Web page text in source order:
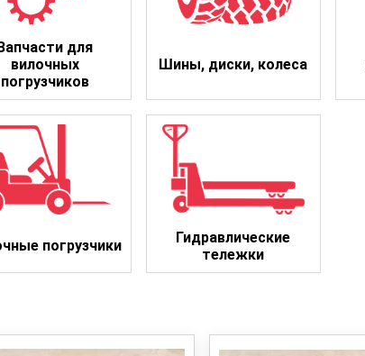
для
вилочных
погрузчиков
Шины, диски, колеса
погрузчики
Гидравлические
тележки